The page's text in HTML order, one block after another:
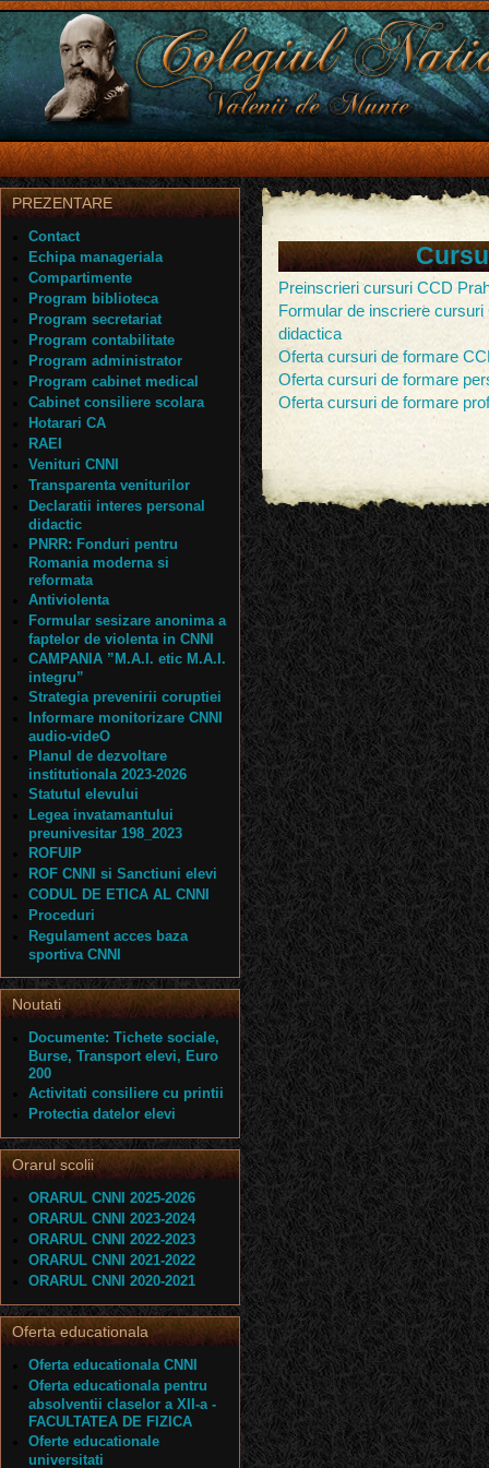
Preinscrieri cursuri CCD
Formular de inscriere
didactica
Oferta cursuri de formare
Oferta cursuri de formare
Oferta cursuri de formare
PREZENTARE
Contact
Echipa manageriala
Compartimente
Program biblioteca
Program secretariat
Program contabilitate
Program administrator
Program cabinet medical
Cabinet consiliere scolara
Hotarari CA
RAEI
Venituri CNNI
Transparenta veniturilor
Declaratii interes personal
didactic
PNRR: Fonduri pentru
Romania moderna si
reformata
Antiviolenta
Formular sesizare anonima a
faptelor de violenta in CNNI
CAMPANIA ”M.A.I. etic M.A.I.
integru”
Strategia prevenirii coruptiei
Informare monitorizare CNNI
audio-videO
Planul de dezvoltare
institutionala 2023-2026
Statutul elevului
Legea invatamantului
preunivesitar 198_2023
ROFUIP
ROF CNNI si Sanctiuni elevi
CODUL DE ETICA AL CNNI
Proceduri
Regulament acces baza
sportiva CNNI
Noutati
Documente: Tichete sociale,
Burse, Transport elevi, Euro
200
Activitati consiliere cu printii
Protectia datelor elevi
Orarul scolii
ORARUL CNNI 2025-2026
ORARUL CNNI 2023-2024
ORARUL CNNI 2022-2023
ORARUL CNNI 2021-2022
ORARUL CNNI 2020-2021
Oferta educationala
Oferta educationala CNNI
Oferta educationala pentru
absolventii claselor a XII-a -
FACULTATEA DE FIZICA
Oferte educationale
universitati